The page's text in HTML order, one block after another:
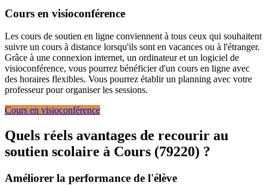
Cours en visioconférence
Les cours de soutien en ligne conviennent à tous ceux qui souhaitent
suivre un cours à distance lorsqu'ils sont en vacances ou à l'étranger.
Grâce à une connexion internet, un ordinateur et un logiciel de
visioconférence, vous pourrez bénéficier d'un cours en ligne avec
des horaires flexibles. Vous pourrez établir un planning avec votre
professeur pour organiser les sessions.
Cours en visioconférence
Quels réels avantages de recourir au
soutien scolaire à Cours (79220) ?
Améliorer la performance de l'élève